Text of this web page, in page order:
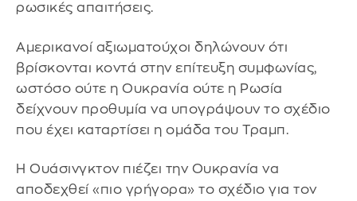
ρωσικές απαιτήσεις.
Αμερικανοί αξιωματούχοι δηλώνουν ότι
βρίσκονται κοντά στην επίτευξη συμφωνίας,
ωστόσο ούτε η Ουκρανία ούτε η Ρωσία
δείχνουν προθυμία να υπογράψουν το σχέδιο
που έχει καταρτίσει η ομάδα του Τραμπ.
Η Ουάσινγκτον πιέζει την Ουκρανία να
αποδεχθεί «πιο γρήγορα» το σχέδιο για τον